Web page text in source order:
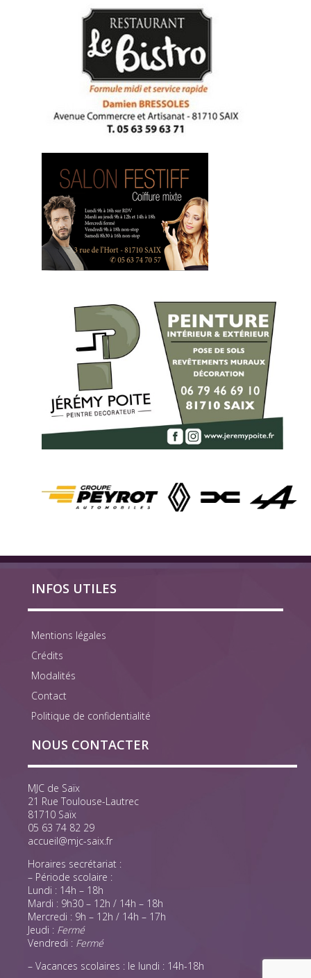
INFOS UTILES
Mentions légales
Crédits
Modalités
Contact
Politique de confidentialité
NOUS CONTACTER
MJC de Saïx
21 Rue Toulouse-Lautrec
81710 Saïx
05 63 74 82 29
accueil@mjc-saix.fr
Horaires secrétariat :
– Période scolaire :
Lundi : 14h – 18h
Mardi : 9h30 – 12h / 14h – 18h
Mercredi : 9h – 12h / 14h – 17h
Jeudi : Fermé
Vendredi : Fermé
– Vacances scolaires : le lundi : 14h-18h